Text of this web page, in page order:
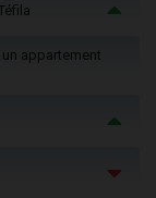
un appartement